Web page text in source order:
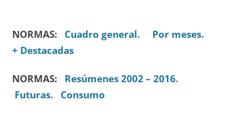
NORMAS: Cuadro general.
Por meses.
+ Destacadas
NORMAS: Resúmenes 2002 – 2016.
Futuras.
Consumo